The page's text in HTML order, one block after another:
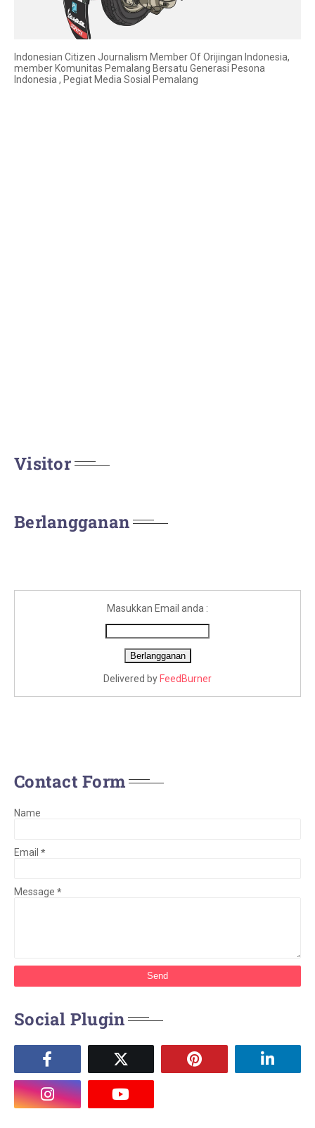
Indonesian Citizen Journalism Member Of Orijingan Indonesia,
member Komunitas Pemalang Bersatu Generasi Pesona
Indonesia , Pegiat Media Sosial Pemalang
Visitor
Berlangganan
Masukkan Email anda :
Delivered by FeedBurner
Contact Form
Name
Email *
Message *
Social Plugin